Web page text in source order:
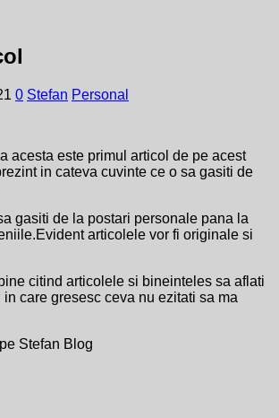
0 Stefan Personal
acesta este primul articol de pe acest
in cateva cuvinte ce o sa gasiti de
gasiti de la postari personale pana la
articolele vor fi originale si
citind articolele si bineinteles sa aflati
in care gresesc ceva nu ezitati sa ma
Stefan Blog